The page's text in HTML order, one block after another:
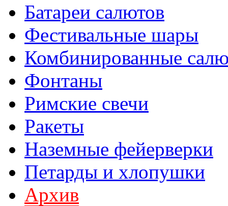
Батареи салютов
Фестивальные шары
Комбиниров­анные
Фонтаны
Римские свечи
Ракеты
Наземные фейерверки
Петарды и хлопушки
Архив